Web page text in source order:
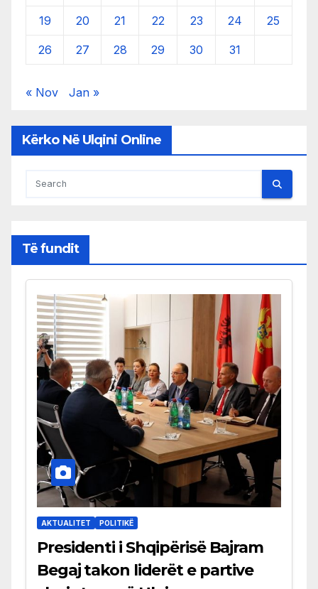
19 20 21 22 23 24 25
26 27 28 29 30 31
« Nov Jan »
Kërko Në Ulqini Online
Të fundit
AKTUALITET POLITIKË
Presidenti i Shqipërisë Bajram
Begaj takon liderët e partive